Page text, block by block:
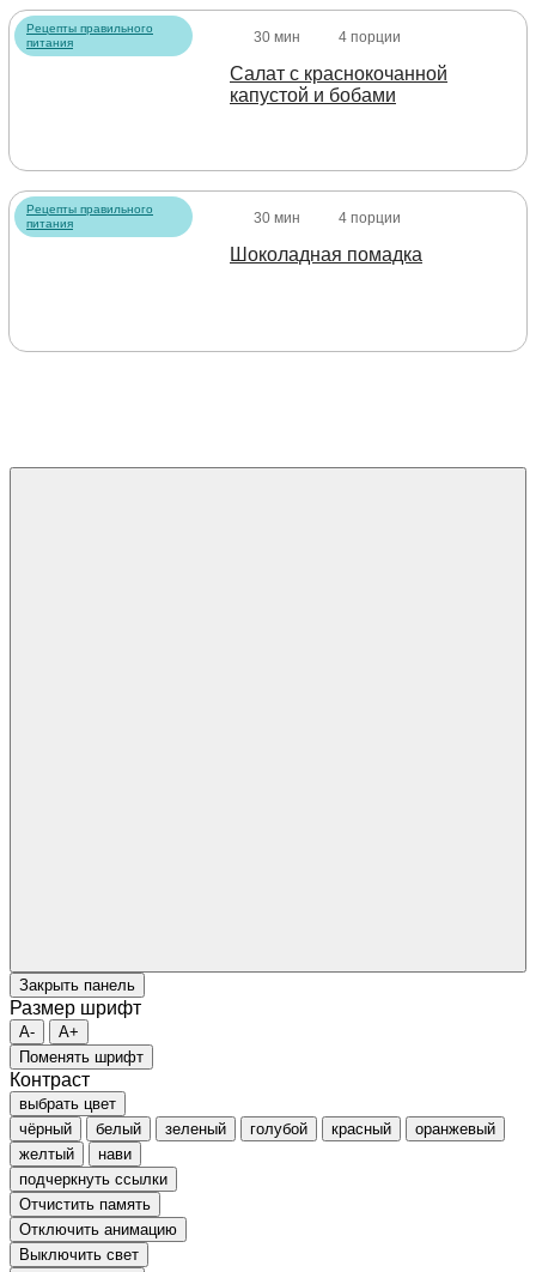
Рецепты правильного
питания
30 мин 4 порции
Салат с краснокочанной
капустой и бобами
Рецепты правильного
питания
30 мин 4 порции
Шоколадная помадка
Закрыть панель
Размер шрифт
A-
A+
Поменять шрифт
Контраст
выбрать цвет
чёрный
белый зеленый голубой красный
оранжевый
желтый
нави
подчеркнуть ссылки
Отчистить память
Отключить анимацию
Выключить свет